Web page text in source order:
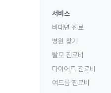
서비스
비대면 진료
병원 찾기
탈모 진료비
다이어트 진료비
여드름 진료비